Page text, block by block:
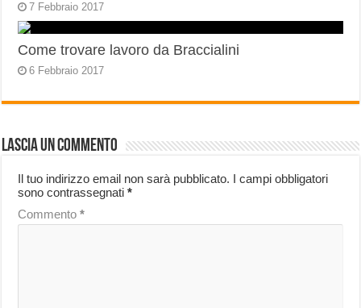
7 Febbraio 2017
Come trovare lavoro da Braccialini
6 Febbraio 2017
Lascia un commento
Il tuo indirizzo email non sarà pubblicato. I campi obbligatori
sono contrassegnati*
Commento*